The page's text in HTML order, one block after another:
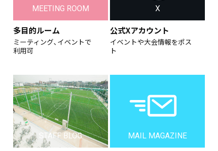
MEETING ROOM
多目的ルーム
ミーティング、イベントで
利用可
X
公式Xアカウント
イベントや大会情報をポス
ト
STAFF BLOG MAIL MAGAZINE